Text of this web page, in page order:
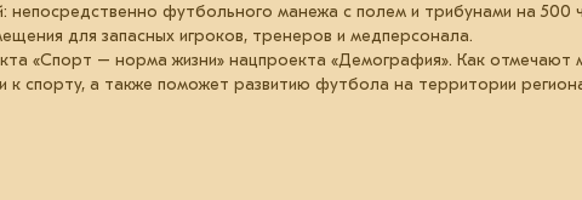
непосредственно футбольного манежа с полем и трибунами на 500
для запасных игроков, тренеров и медперсонала.
«Спорт – норма жизни» нацпроекта «Демография». Как отмечают
спорту, а также поможет развитию футбола на территории